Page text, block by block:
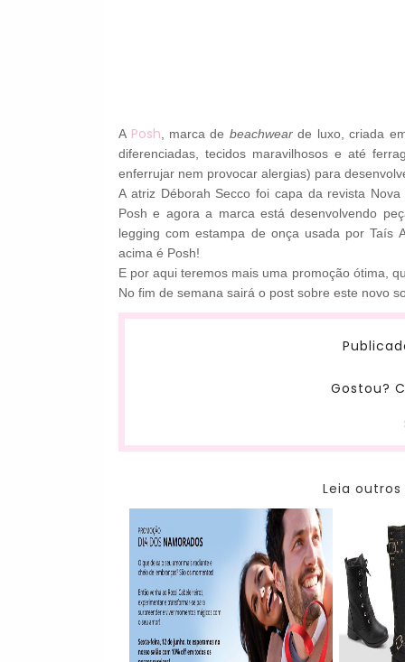
A Posh , marca de beachwearde luxo, criada
diferenciadas, tecidos maravilhosos e até
enferrujar nem provocar alergias) para
A atriz Déborah Secco foi capa da revista
Posh e agora a marca está desenvolvendo
legging com estampa de onça usada por Taís
acima é Posh!
E por aqui teremos mais uma promoção ótima,
No fim de semana sairá o post sobre este novo
Gostou?
Leia